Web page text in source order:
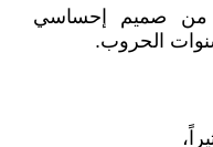
من صميم إحساسي
الحروب.